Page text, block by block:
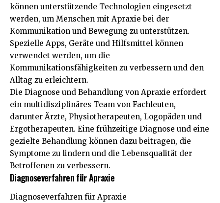
können unterstützende Technologien eingesetzt
werden, um Menschen mit Apraxie bei der
Kommunikation und Bewegung zu unterstützen.
Spezielle Apps, Geräte und Hilfsmittel können
verwendet werden, um die
Kommunikationsfähigkeiten zu verbessern und den
Alltag zu erleichtern.
Die Diagnose und Behandlung von Apraxie erfordert
ein multidisziplinäres Team von Fachleuten,
darunter Ärzte, Physiotherapeuten, Logopäden und
Ergotherapeuten. Eine frühzeitige Diagnose und eine
gezielte Behandlung können dazu beitragen, die
Symptome zu lindern und die Lebensqualität der
Betroffenen zu verbessern.
Diagnoseverfahren für Apraxie
Diagnoseverfahren für Apraxie